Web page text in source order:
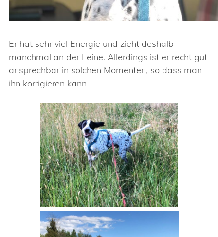
Er hat sehr viel Energie und zieht deshalb
manchmal an der Leine. Allerdings ist er recht gut
ansprechbar in solchen Momenten, so dass man
ihn korrigieren kann.